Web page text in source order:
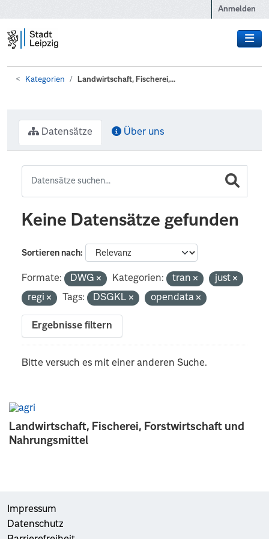
Anmelden
Kategorien Landwirtschaft, Fischerei,...
Landwirtschaft, Fischerei, Forstwirtschaft und
Nahrungsmittel
Datensätze Über uns
Keine Datensätze gefunden
Sortieren nach
Formate: DWG Kategorien: tran
just
regi
Tags: DSGKL opendata
Ergebnisse filtern
Bitte versuch es mit einer anderen Suche.
Impressum
Datenschutz